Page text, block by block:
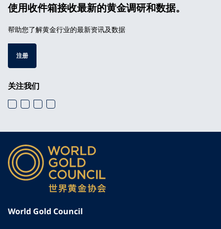
使用收件箱接收最新的黄金调研和数据。
帮助您了解黄金行业的最新资讯及数据
注册
关注我们
World Gold Council